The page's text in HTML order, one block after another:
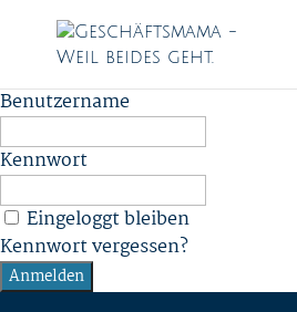
Benutzername
Kennwort
Eingeloggt bleiben
Kennwort vergessen?